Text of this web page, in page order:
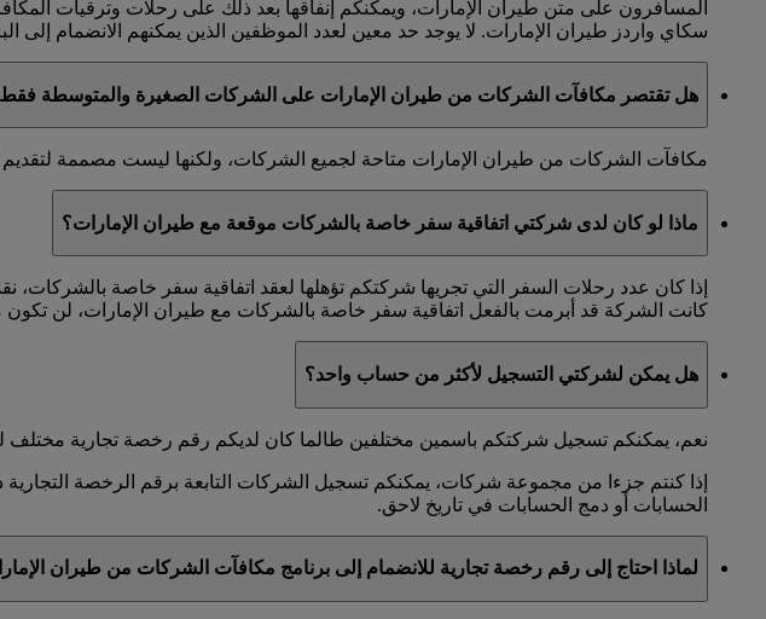
المسافرون على متن طيران الإمارات، ويمكنكم إنفاقها بعد ذلك على رحلات وترقيات
سكاي واردز طيران الإمارات. لا يوجد حد معين لعدد الموظفين الذين يمكنهم الانضمام إلى
هل تقتصر مكافآت الشركات من طيران الإمارات على الشركات الصغيرة والمتوسطة
مكافآت الشركات من طيران الإمارات متاحة لجميع الشركات، ولكنها ليست مصممة لتقديم
ماذا لو كان لدى شركتي اتفاقية سفر خاصة بالشركات موقعة مع طيران الإمارات؟
إذا كان عدد رحلات السفر التي تجريها شركتكم تؤهلها لعقد اتفاقية سفر خاصة بالشركات،
كانت الشركة قد أبرمت بالفعل اتفاقية سفر خاصة بالشركات مع طيران الإمارات، لن
هل يمكن لشركتي التسجيل لأكثر من حساب واحد؟
نعم، يمكنكم تسجيل شركتكم باسمين مختلفين طالما كان لديكم رقم رخصة تجارية مختلف
إذا كنتم جزءا من مجموعة شركات، يمكنكم تسجيل الشركات التابعة برقم الرخصة
الحسابات أو دمج الحسابات في تاريخ لاحق.
لماذا احتاج إلى رقم رخصة تجارية للانضمام إلى برنامج مكافآت الشركات من طيران